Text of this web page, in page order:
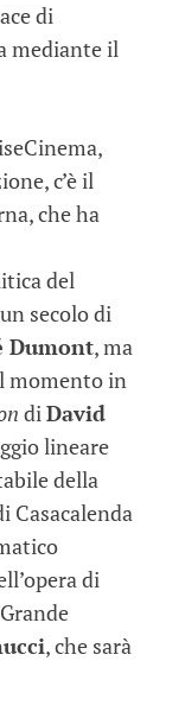
di
mediante il
c’è il
che ha
del
secolo di
Dumont, ma
momento in
diDavid
lineare
della
Casacalenda
di
, che sarà